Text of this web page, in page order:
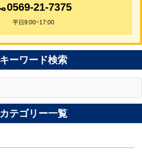
0569-21-7375
平日9:00~17:00
キーワード検索
カテゴリー一覧